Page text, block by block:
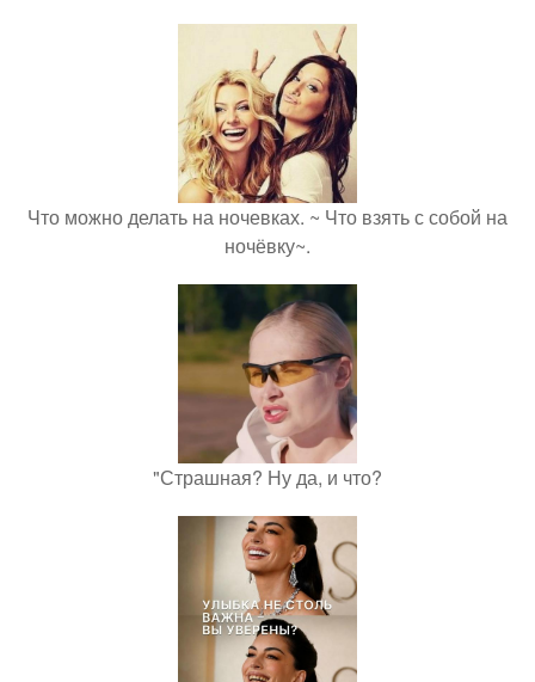
Что можно делать на ночевках. ~ Что взять с собой на
ночёвку~.
"Страшная? Ну да, и что?